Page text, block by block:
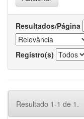
Resultados/Página
Registro(s)
Resultado 1-1 de 1.